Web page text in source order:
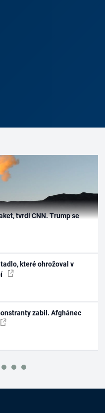
tvrdí CNN. Trump se
které ohrožoval v
zabil. Afghánec